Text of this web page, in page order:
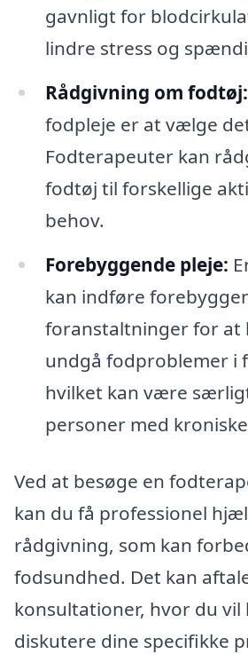
gavnligt for
lindre stress og
Rådgivning om fodtøj:
fodpleje er at vælge
Fodterapeuter kan
fodtøj til forskellige
behov.
Forebyggende pleje:
kan indføre
foranstaltninger for at
undgå fodproblemer i
hvilket kan være
personer med
Ved at besøge en
kan du få professionel
rådgivning, som kan
fodsundhed. Det kan
konsultationer, hvor du vil
diskutere dine specifikke